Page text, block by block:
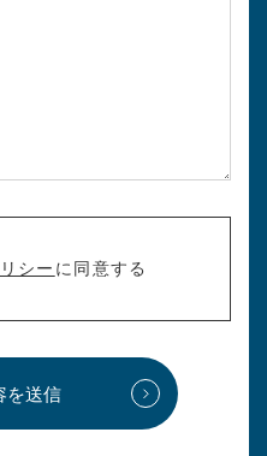
シー に同意する
を送信